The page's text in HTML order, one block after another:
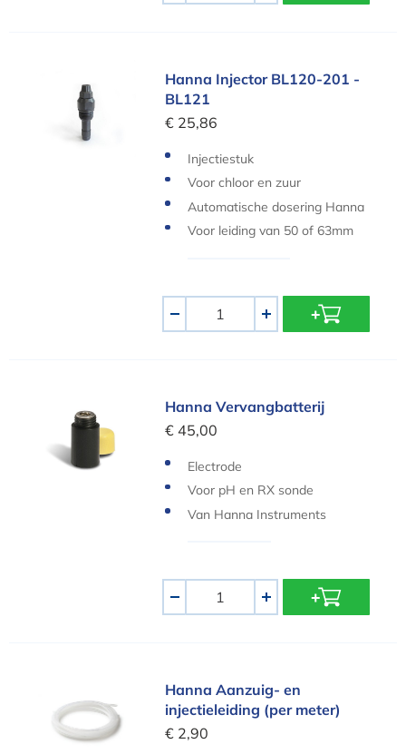
Hanna Injector BL120-201 - BL121
Hanna Injector BL120-201 -
BL121
€ 25,86
Injectiestuk
Voor chloor en zuur
Automatische dosering Hanna
Voor leiding van 50 of 63mm
+
Hanna VervangbatterijHanna Vervangbatterij
€ 45,00
Electrode
Voor pH en RX sonde
Van Hanna Instruments
+
Hanna Aanzuig- en injectieleiding (per meter)
Hanna Aanzuig- en
injectieleiding (per meter)
€ 2,90